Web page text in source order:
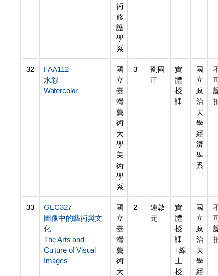
術
修
護
學
系
32
FAA112
水彩
Watercolor
國
立
臺
灣
藝
術
大
學
美
術
學
系
3
劉國
正
實
體
授
課
國
立
政
治
大
學
經
濟
學
系
33
GEC327
圖像中的藝術與文
化
The Arts and
Culture of Visual
Images
國
立
臺
灣
藝
術
大
2
連啟
元
實
體
授
課
+線
上
授
國
立
政
治
大
學
經